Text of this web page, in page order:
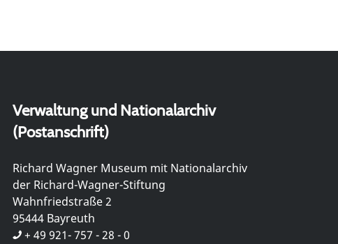
Verwaltung und Nationalarchiv
(Postanschrift)
Richard Wagner Museum mit Nationalarchiv
der Richard-Wagner-Stiftung
Wahnfriedstraße 2
95444 Bayreuth
+ 49 921- 757 - 28 - 0